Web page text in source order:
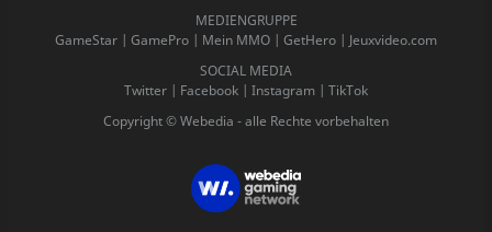
MEDIENGRUPPE
GameStar | GamePro | Mein MMO | GetHero | Jeuxvideo.com
SOCIAL MEDIA
Twitter | Facebook | Instagram | TikTok
Copyright © Webedia - alle Rechte vorbehalten